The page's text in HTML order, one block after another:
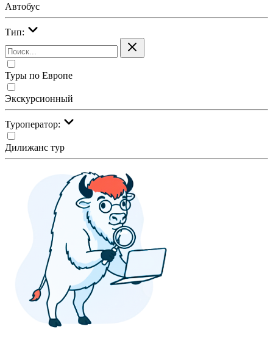
Автобус
Тип:
Туры по Европе
Экскурсионный
Туроператор:
Дилижанс тур